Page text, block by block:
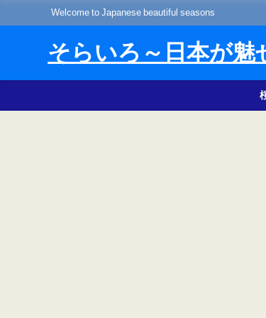
Welcome to Japanese beautiful seasons
そらいろ～日本が